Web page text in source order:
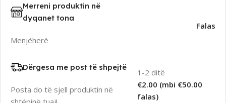
Merreni produktin në
dyqanet tona
Menjëherë
Falas
Dërgesa me post të shpejtë
Posta do të sjell produktin në
1-2 ditë
€2.00 (mbi €50.00
falas)